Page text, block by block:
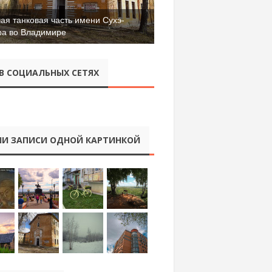
танковая часть имени Сухэ-
во Владимиремузей города Владимира
СОЦИАЛЬНЫХ СЕТЯХ
ЗАПИСИ ОДНОЙ КАРТИНКОЙ